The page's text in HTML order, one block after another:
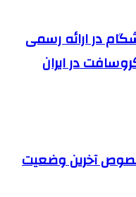
در ارائه رسمی
در ایران
آخرین وضعیت